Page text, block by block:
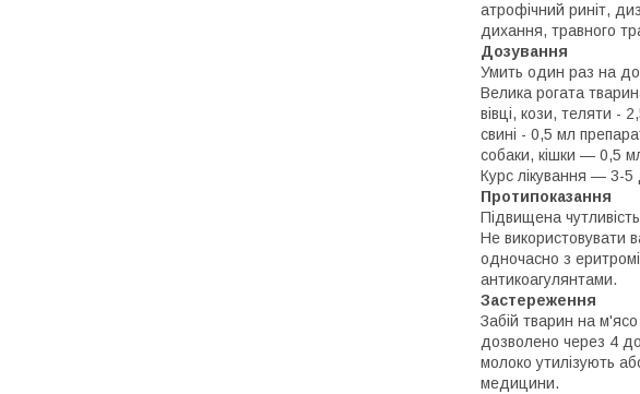
атрофічний риніт,
дихання, травного
Дозування
Умить один раз на
Велика рогата
вівці, кози, теляти -
свині - 0,5 мл
собаки, кішки — 0,5 мл
Курс лікування — 3-5
Протипоказання
Підвищена
Не використовувати
одночасно з
антикоагулянтами.
Застереження
Забій тварин на
дозволено через 4
молоко утилізують
медицини.